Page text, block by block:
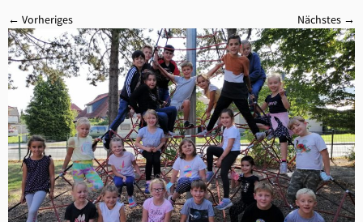
← Vorheriges Nächstes →